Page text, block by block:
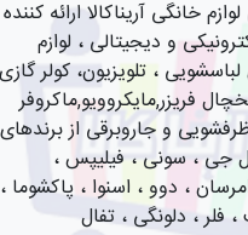
خانگی آریناکالا ارائه کننده
و دیجیتالی ، لوازم
، تلویزیون، کولر
فریزر,مایکروویو,ماکروفر
و جاروبرقی از برندهای
جی ، سونی ، فیلیپس ،
، دوو ، اسنوا ، پاکشوما ،
فلر ، دلونگی ، تفال